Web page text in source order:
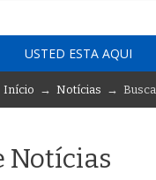
USTED ESTA AQUI
Início → Notícias → Busca
Notícias